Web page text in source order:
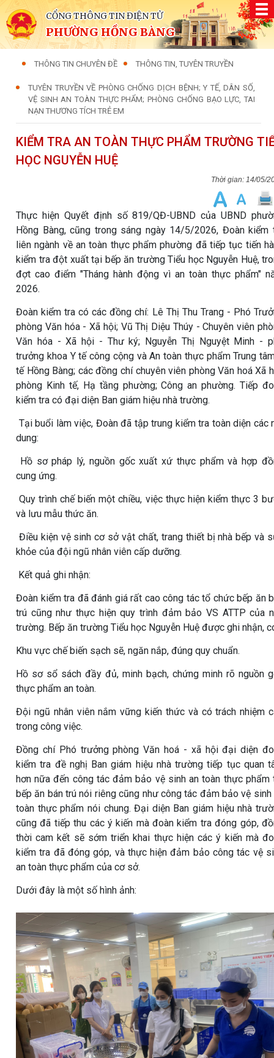
CỔNG THÔNG TIN ĐIỆN TỬ
PHƯỜNG HỒNG BÀNG
THÔNG TIN CHUYÊN ĐỀ THÔNG TIN, TUYÊN TRUYỀN
TUYÊN TRUYỀN VỀ PHÒNG CHỐNG DỊCH BỆNH; Y TẾ, DÂN SỐ,
VỆ SINH AN TOÀN THỰC PHẨM; PHÒNG CHỐNG BẠO LỰC, TAI
NẠN THƯƠNG TÍCH TRẺ EM
KIỂM TRA AN TOÀN THỰC PHẨM TRƯỜNG
HỌC NGUYỄN HUỆ
14/05/
Thực hiện Quyết định số 819/QĐ-UBND của UBND
Hồng Bàng, cũng trong sáng ngày 14/5/2026, Đoàn kiểm
liên ngành về an toàn thực phẩm phường đã tiếp tục tiến
kiểm tra đột xuất tại bếp ăn trường Tiểu học Nguyễn Huệ,
đợt cao điểm "Tháng hành động vì an toàn thực phẩm"
2026.
Đoàn kiểm tra có các đồng chí: Lê Thị Thu Trang - Phó
phòng Văn hóa - Xã hội; Vũ Thị Diệu Thúy - Chuyên viên
Văn hóa - Xã hội - Thư ký; Nguyễn Thị Nguyệt Minh -
trưởng khoa Y tế công cộng và An toàn thực phẩm Trung
tế Hồng Bàng; các đồng chí chuyên viên phòng Văn hoá Xã
phòng Kinh tế, Hạ tầng phường; Công an phường. Tiếp
kiểm tra có đại diện Ban giám hiệu nhà trường.
Tại buổi làm việc, Đoàn đã tập trung kiểm tra toàn diện các
dung:
Hồ sơ pháp lý, nguồn gốc xuất xứ thực phẩm và hợp
cung ứng.
Quy trình chế biến một chiều, việc thực hiện kiểm thực 3
và lưu mẫu thức ăn.
Điều kiện vệ sinh cơ sở vật chất, trang thiết bị nhà bếp và
khỏe của đội ngũ nhân viên cấp dưỡng.
Kết quả ghi nhận:
Đoàn kiểm tra đã đánh giá rất cao công tác tổ chức bếp ăn
trú cũng như thực hiện quy trình đảm bảo VS ATTP của
trường. Bếp ăn trường Tiểu học Nguyễn Huệ được ghi nhận,
Khu vực chế biến sạch sẽ, ngăn nắp, đúng quy chuẩn.
Hồ sơ sổ sách đầy đủ, minh bạch, chứng minh rõ nguồn
thực phẩm an toàn.
Đội ngũ nhân viên nắm vững kiến thức và có trách nhiệm
trong công việc.
Đồng chí Phó trưởng phòng Văn hoá - xã hội đại diện
kiểm tra đề nghị Ban giám hiệu nhà trường tiếp tục quan
hơn nữa đến công tác đảm bảo vệ sinh an toàn thực phẩm
bếp ăn bán trú nói riêng cũng như công tác đảm bảo vệ sinh
toàn thực phẩm nói chung. Đại diện Ban giám hiệu nhà
cũng đã tiếp thu các ý kiến mà đoàn kiểm tra đóng góp,
thời cam kết sẽ sớm triển khai thực hiện các ý kiến mà
kiểm tra đã đóng góp, và thực hiện đảm bảo công tác vệ
an toàn thực phẩm của cơ sở.
Dưới đây là một số hình ảnh: